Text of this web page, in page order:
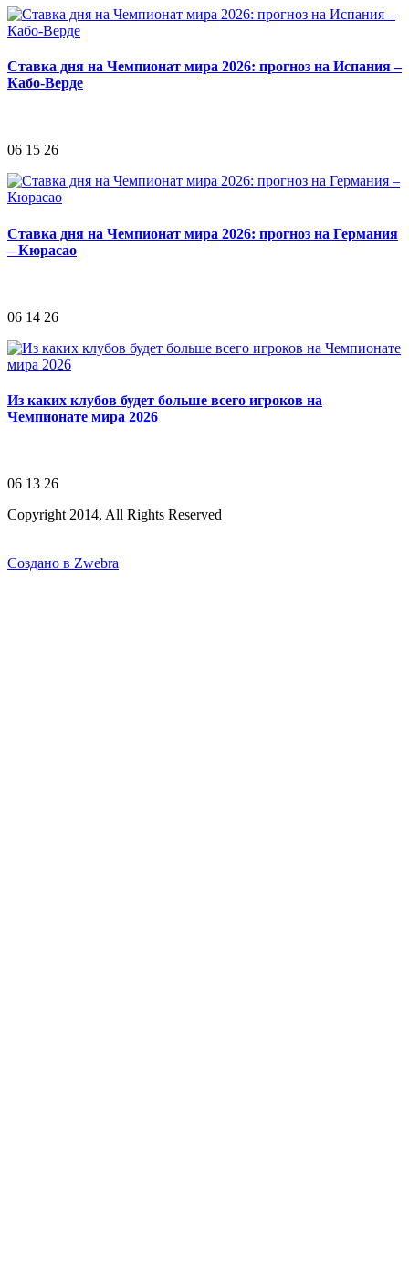
Ставка дня на Чемпионат мира 2026: прогноз на Испания –
Кабо-Верде
06 15 26
Ставка дня на Чемпионат мира 2026: прогноз на Германия
– Кюрасао
06 14 26
Из каких клубов будет больше всего игроков на
Чемпионате мира 2026
06 13 26
Copyright 2014, All Rights Reserved
Создано в Zwebra